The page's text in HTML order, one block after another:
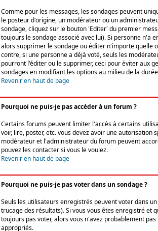
Comme pour les messages, les sondages peuvent
le posteur d'origine, un modérateur ou un
sondage, cliquez sur le bouton 'Editer' du premier
toujours le sondage associé avec lui). Si personne n'a
alors supprimer le sondage ou éditer n'importe quelle
contre, si une personne a déjà voté, seuls les
pourront l'éditer ou le supprimer, ceci pour éviter aux
sondages en modifiant les options au milieu de la
Revenir en haut de page
Pourquoi ne puis-je pas accéder à un forum ?
Certains forums peuvent limiter l'accès à certains
voir, lire, poster, etc. vous devez avoir une autorisation
modérateur et l'administrateur du forum peuvent
pouvez les contacter si vous le voulez.
Revenir en haut de page
Pourquoi ne puis-je pas voter dans un sondage ?
Seuls les utilisateurs enregistrés peuvent voter dans
trucage des résultats). Si vous vous êtes enregistré et
toujours pas voter, alors vous n'avez probablement
appropriés.